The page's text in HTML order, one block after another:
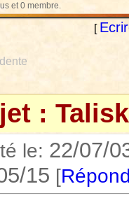
et 0 membre.
[
:
le: 22/07/
15 [